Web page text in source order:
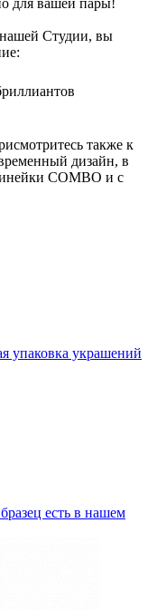
для вашей пары!
Студии, вы
также к
дизайн, в
COMBO и с
упаковка украшений
есть в нашем